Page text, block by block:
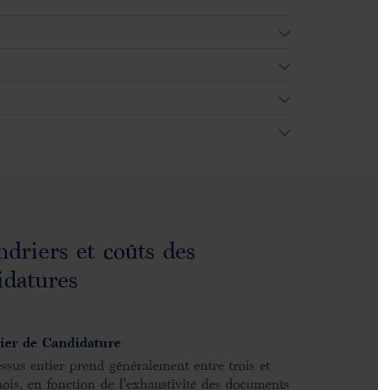
et coûts des
de Candidature
entier prend généralement entre trois et
en fonction de l’exhaustivité des documents